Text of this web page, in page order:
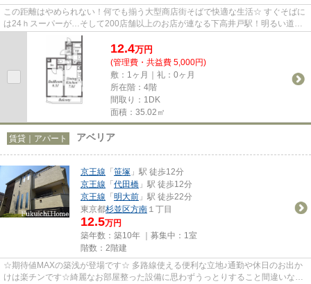
この距離はやめられない！何でも揃う大型商店街そばで快適な生活☆ すぐそばに
は24ｈスーパーが…そして200店舗以上のお店が連なる下高井戸駅！明るい道の
りを帰れる安心立地とオートロ...
12.4万円
(管理費・共益費 5,000円)
敷：1ヶ月｜礼：0ヶ月
所在階：4階
間取り：1DK
面積：35.02㎡
賃貸｜アパート アベリア
京王線 「笹塚 」駅 徒歩12分
京王線 「代田橋 」駅 徒歩12分
京王線 「明大前 」駅 徒歩22分
東京都杉並区方南 １丁目
12.5万円
築年数：築10年 ｜募集中： 1室
階数：2階建
☆期待値MAXの築浅が登場です☆ 多路線使える便利な立地♪通勤や休日のお出か
けは楽チンです☆綺麗なお部屋整った設備に思わずうっとりすること間違いなし